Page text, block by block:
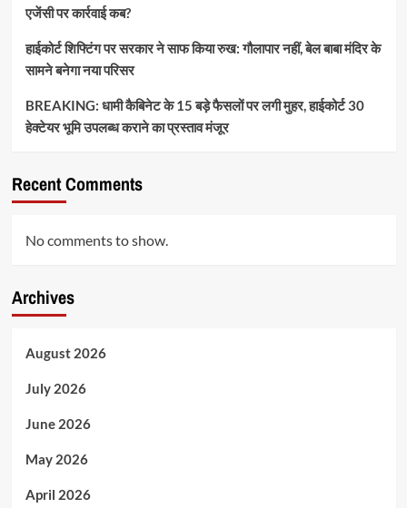
एजेंसी पर कार्रवाई कब?
हाईकोर्ट शिफ्टिंग पर सरकार ने साफ किया रुख: गौलापार नहीं, बेल बाबा मंदिर के
सामने बनेगा नया परिसर
BREAKING: धामी कैबिनेट के 15 बड़े फैसलों पर लगी मुहर, हाईकोर्ट 30
हेक्टेयर भूमि उपलब्ध कराने का प्रस्ताव मंजूर
Recent Comments
No comments to show.
Archives
August 2026
July 2026
June 2026
May 2026
April 2026